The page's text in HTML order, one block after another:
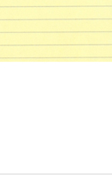
BASKET TORINO ,
BERGAMO
PALLACANESTRO 2.015,
NEW BASKET
ROSETO,SCAFATI